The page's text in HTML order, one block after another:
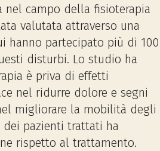
nel campo della fisioterapia
valutata attraverso una
hanno partecipato più di 100
disturbi. Lo studio ha
è priva di effetti
nel ridurre dolore e segni
migliorare la mobilità degli
pazienti trattati ha
rispetto al trattamento.